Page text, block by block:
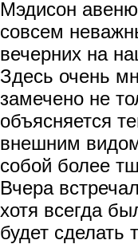
Мэдисон
совсем
вечерних на
Здесь очень
замечено не
объясняется
внешним
собой более
Вчера
хотя всегда
будет сделать